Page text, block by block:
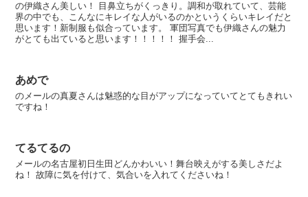
の伊織さん美しい！ 目鼻立ちがくっきり。調和が取れていて、芸能
界の中でも、こんなにキレイな人がいるのかというくらいキレイだと
思います！新制服も似合っています。 軍団写真でも伊織さんの魅力
がとても出ていると思います！！！！！ 握手会...
あめで
のメールの真夏さんは魅惑的な目がアップになっていてとてもきれい
ですね！
てるてるの
メールの名古屋初日生田どんかわいい！舞台映えがする美しさだよ
ね！ 故障に気を付けて、気合いを入れてくださいね！